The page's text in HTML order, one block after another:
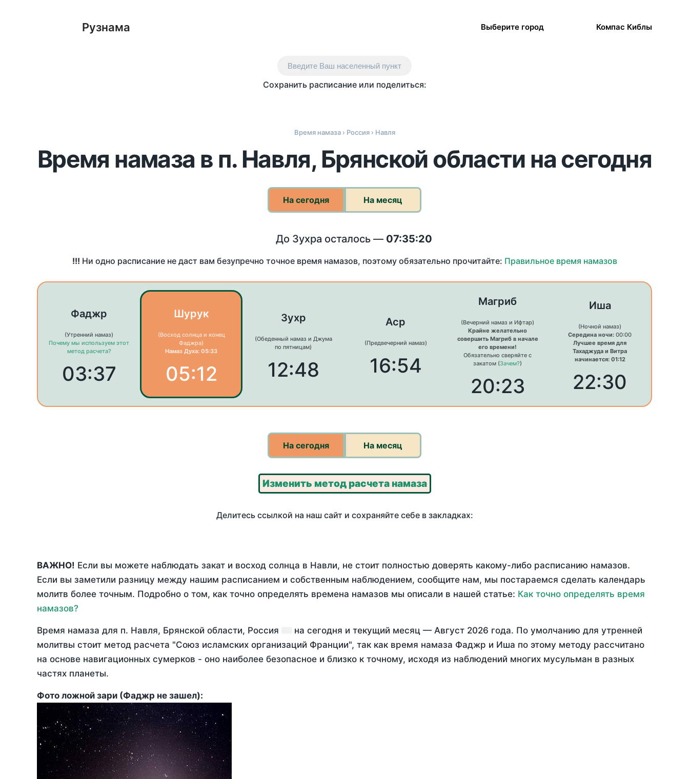
Рузнама Выберите город Компас Киблы
Введите Ваш населенный пункт
Сохранить расписание или поделиться:
Время намаза› Россия› Навля
Время намаза в п. Навля, Брянской области на сегодня
На сегодня На месяц
До Зухра осталось — 07:35:20
!!! Ни одно расписание не даст вам безупречно точное время намазов, поэтому обязательно прочитайте: Правильное время намазов
Фаджр
(Утренний намаз)
Почему мы используем этот
метод расчета?
03:37
Шурук
(Восход солнца и конец
Фаджра)
Намаз Духа: 05:33
05:12
Зухр
(Обеденный намаз и Джума
по пятницам)
12:48
Аср
(Предвечерний намаз)
16:54
Магриб
(Вечерний намаз и Ифтар)
Крайне желательно
совершить Магриб в начале
его времени!
Обязательно сверяйте с
закатом (Зачем?)
20:23
Иша
(Ночной намаз)
Середина ночи: 00:00
Лучшее время для
Тахаджуда и Витра
начинается: 01:12
22:30
На сегодня На месяц
Изменить метод расчета намаза
Делитесь ссылкой на наш сайт и сохраняйте себе в закладках:
ВАЖНО! Если вы можете наблюдать закат и восход солнца в Навли, не стоит полностью доверять какому-либо расписанию намазов.
Если вы заметили разницу между нашим расписанием и собственным наблюдением, сообщите нам, мы постараемся сделать календарь
молитв более точным. Подробно о том, как точно определять времена намазов мы описали в нашей статье: Как точно определять время
намазов?
Время намаза для п. Навля, Брянской области, Россия на сегодня и текущий месяц — Август 2026 года. По умолчанию для утренней
молитвы стоит метод расчета "Союз исламских организаций Франции", так как время намаза Фаджр и Иша по этому методу рассчитано
на основе навигационных сумерков - оно наиболее безопасное и близко к точному, исходя из наблюдений многих мусульман в разных
частях планеты.
Фото ложной зари (Фаджр не зашел):